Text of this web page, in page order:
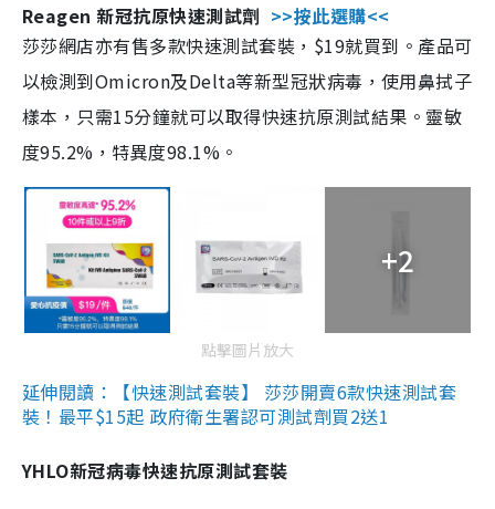
Reagen 新冠抗原快速測試劑 >>按此選購<<
莎莎網店亦有售多款快速測試套裝，$19就買到。產品可
以檢測到Omicron及Delta等新型冠狀病毒，使用鼻拭子
樣本，只需15分鐘就可以取得快速抗原測試結果。靈敏
度95.2%，特異度98.1%。
+2
點擊圖片放大
延伸閱讀：【快速測試套裝】 莎莎開賣6款快速測試套
裝！最平$15起 政府衛生署認可測試劑買2送1
YHLO新冠病毒快速抗原測試套裝